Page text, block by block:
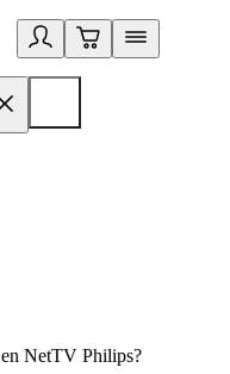
en NetTV Philips?